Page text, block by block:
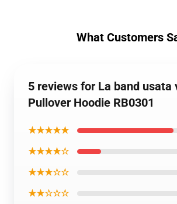
What Customers
5 reviews for La band usata
Pullover Hoodie RB0301
★★★★★
★★★★☆
★★★☆☆
★★☆☆☆